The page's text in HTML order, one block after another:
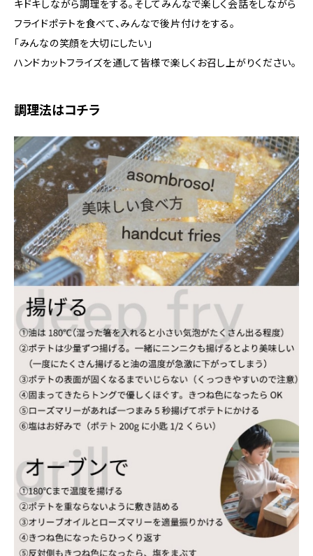
キドキしながら調理をする。そしてみんなで楽しく会話をしながら
フライドポテトを食べて、みんなで後片付けをする。
「みんなの笑顔を大切にしたい」
ハンドカットフライズを通して皆様で楽しくお召し上がりください。
調理法はコチラ